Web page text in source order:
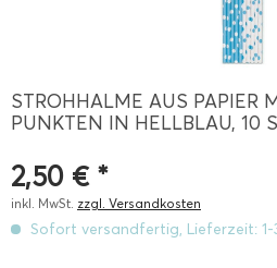
STROHHALME AUS PAPIER
PUNKTEN IN HELLBLAU, 10
2,50 € *
inkl. MwSt. zzgl. Versandkosten
Sofort versandfertig, Lieferzeit: 1-